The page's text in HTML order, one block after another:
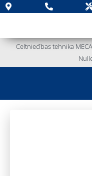
Skip
Celtniecības tehnika